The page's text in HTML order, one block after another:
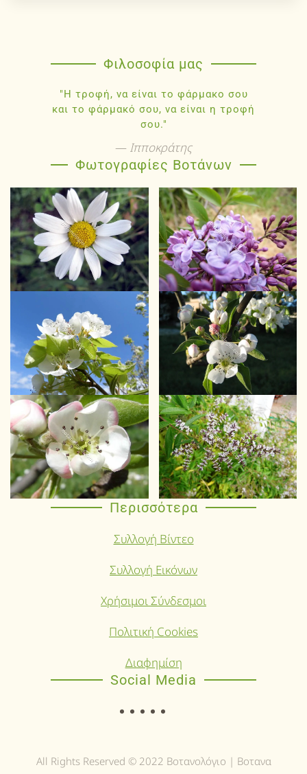
Φιλοσοφία μας
"Η τροφή, να είναι το φάρμακο σου
και το φάρμακό σου, να είναι η τροφή
σου."
Ιπποκράτης
Φωτογραφίες Βοτάνων
Περισσότερα
Συλλογή Βίντεο
Συλλογή Εικόνων
Χρήσιμοι Σύνδεσμοι
Πολιτική Cookies
Διαφημίση
Social Media
All Rights Reserved © 2022 Βοτανολόγιο | Βοτανα